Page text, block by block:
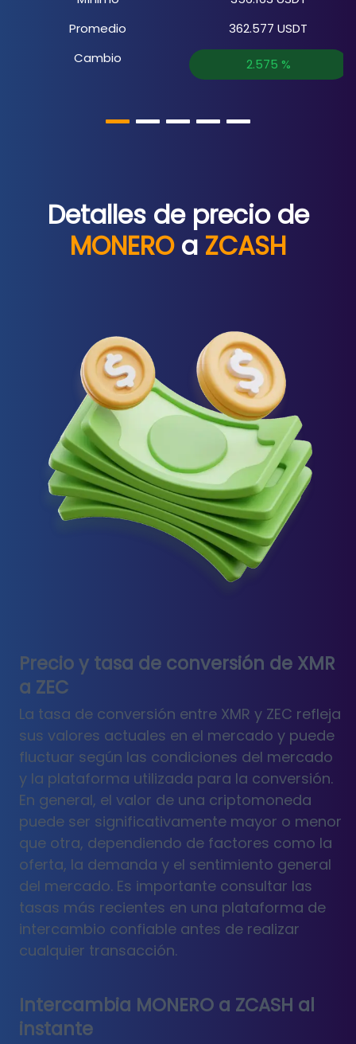
Promedio
Cambio
362.577 USDT
2.575 %
Detalles de precio de
MONEROa ZCASH
Precio y tasa de conversión de XMR
a ZEC
La tasa de conversión entre XMR y ZEC refleja
sus valores actuales en el mercado y puede
fluctuar según las condiciones del mercado
y la plataforma utilizada para la conversión.
En general, el valor de una criptomoneda
puede ser significativamente mayor o menor
que otra, dependiendo de factores como la
oferta, la demanda y el sentimiento general
del mercado. Es importante consultar las
tasas más recientes en una plataforma de
intercambio confiable antes de realizar
cualquier transacción.
Intercambia MONERO a ZCASH al
instante